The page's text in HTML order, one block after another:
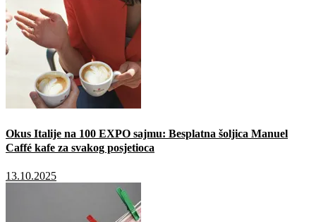
Okus Italije na 100 EXPO sajmu: Besplatna šoljica Manuel
Caffé kafe za svakog posjetioca
13.10.2025